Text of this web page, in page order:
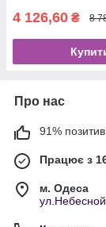
4 126,60 ₴ 8
Про нас
91%
Працює з
м. Одеса